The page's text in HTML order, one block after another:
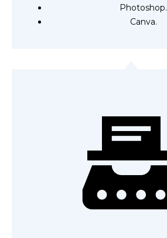
Photoshop.
Canva.